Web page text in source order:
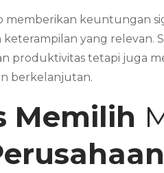
memberikan keuntungan
yang
produktivitas tetapi juga
berkelanjutan.
Memilih